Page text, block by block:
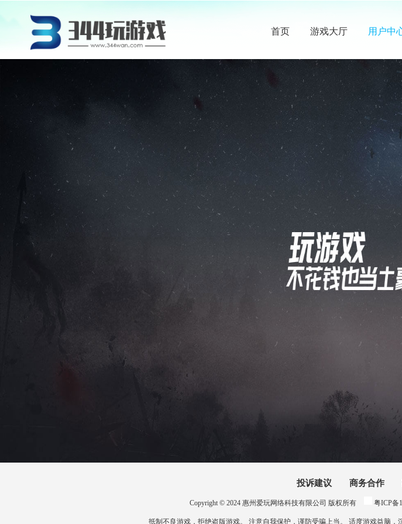
首页 游戏大厅 用户中
投诉建议 商务合作
Copyright © 2024 惠州爱玩网络科技有限公司 版权所有 粤ICP备
抵制不良游戏，拒绝盗版游戏。 注意自我保护，谨防受骗上当。 适度游戏益脑